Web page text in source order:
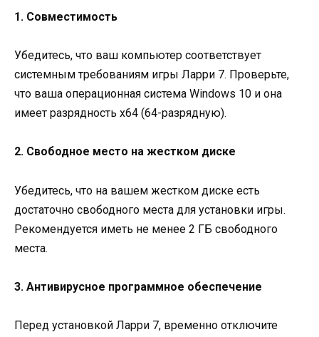
1. Совместимость
Убедитесь, что ваш компьютер соответствует
системным требованиям игры Ларри 7. Проверьте,
что ваша операционная система Windows 10 и она
имеет разрядность x64 (64-разрядную).
2. Свободное место на жестком диске
Убедитесь, что на вашем жестком диске есть
достаточно свободного места для установки игры.
Рекомендуется иметь не менее 2 ГБ свободного
места.
3. Антивирусное программное обеспечение
Перед установкой Ларри 7, временно отключите